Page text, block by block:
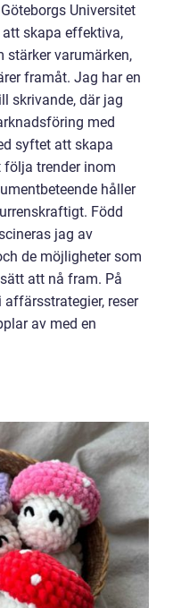
Universitet
skapa effektiva,
stärker varumärken,
framåt. Jag har en
skrivande, där jag
med
syftet att skapa
följa trender inom
håller
Född
jag av
de möjligheter som
att nå fram. På
reser
av med en